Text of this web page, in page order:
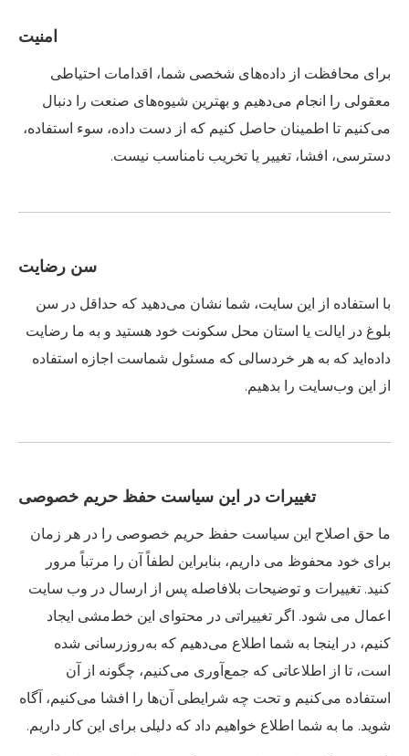
امنیت
برای محافظت از داده‌های شخصی شما، اقدامات احتیاطی
معقولی را انجام می‌دهیم و بهترین شیوه‌های صنعت را دنبال
می‌کنیم تا اطمینان حاصل کنیم که از دست داده، سوء استفاده،
دسترسی، افشا، تغییر یا تخریب نامناسب نیست.
سن رضایت
با استفاده از این سایت، شما نشان می‌دهید که حداقل در سن
بلوغ در ایالت یا استان محل سکونت خود هستید و به ما رضایت
داده‌اید که به هر خردسالی که مسئول شماست اجازه استفاده
از این وب‌سایت را بدهیم.
تغییرات در این سیاست حفظ حریم خصوصی
ما حق اصلاح این سیاست حفظ حریم خصوصی را در هر زمان
برای خود محفوظ می داریم، بنابراین لطفاً آن را مرتباً مرور
کنید. تغییرات و توضیحات بلافاصله پس از ارسال در وب سایت
اعمال می شود. اگر تغییراتی در محتوای این خط‌مشی ایجاد
کنیم، در اینجا به شما اطلاع می‌دهیم که به‌روزرسانی شده
است، تا از اطلاعاتی که جمع‌آوری می‌کنیم، چگونه از آن
استفاده می‌کنیم و تحت چه شرایطی آن‌ها را افشا می‌کنیم، آگاه
شوید. ما به شما اطلاع خواهیم داد که دلیلی برای این کار داریم.